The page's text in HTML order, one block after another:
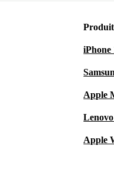
iPhone
Apple
Apple